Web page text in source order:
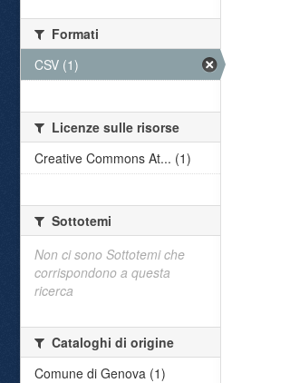
Formati
CSV (1)
Licenze sulle risorse
Creative Commons At... (1)
Sottotemi
Non ci sono Sottotemi che
corrispondono a questa
ricerca
Cataloghi di origine
Comune di Genova (1)